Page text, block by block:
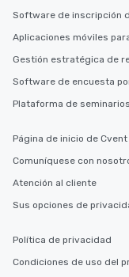
Software de inscripción
Aplicaciones móviles
Gestión estratégica de
Software de encuesta
Plataforma de
Página de inicio de Cvent
Comuníquese con
Atención al cliente
Sus opciones de
Política de privacidad
Condiciones de uso del